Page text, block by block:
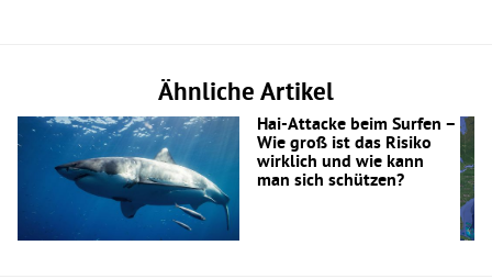
Ähnliche Artikel
Hai-Attacke beim Surfen –
Wie groß ist das Risiko
wirklich und wie kann
man sich schützen?